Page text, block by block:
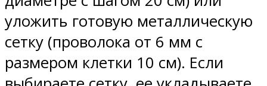
уложить готовую металлическую
сетку (проволока от 6 мм с
размером клетки 10 см). Если